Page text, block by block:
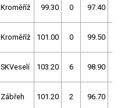
Kroměříž 99.30 0 97.40
Kroměříž 101.00 0 99.50
SKVeselí 103.20 6 98.90
Zábřeh 101.20 2 96.70